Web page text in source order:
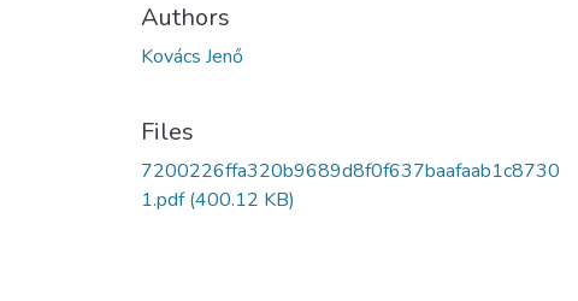
Authors
Kovács Jenő
Files
7200226ffa320b9689d8f0f637baafaab1c8730
1.pdf(400.12 KB)